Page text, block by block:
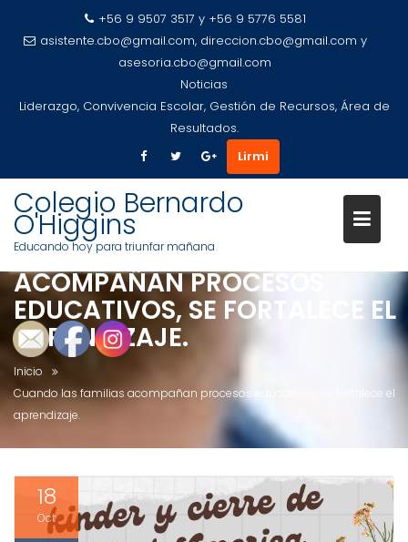
contenido
+56 9 9507 3517 y +56 9 5776 5581
asistente.cbo@gmail.com, direccion.cbo@gmail.com y
asesoria.cbo@gmail.com
Noticias
Liderazgo, Convivencia Escolar, Gestión de Recursos, Área de
Resultados.
Lirmi
Colegio Bernardo
O'Higgins
Educando hoy para triunfar mañana
CUANDO LAS FAMILIAS
ACOMPAÑAN PROCESOS
EDUCATIVOS, SE FORTALECE EL
APRENDIZAJE.
Inicio
Cuando las familias acompañan procesos educativos, se fortalece el
aprendizaje.
18
Oct